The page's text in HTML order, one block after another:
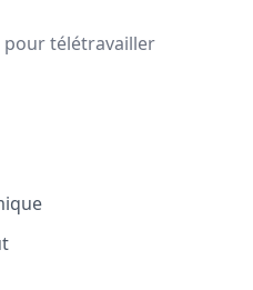
télétravailler